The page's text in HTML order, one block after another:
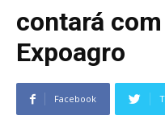
contará
Expoagro
Facebook